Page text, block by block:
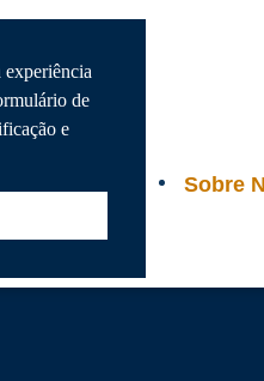
Sobre
experiência
de
e